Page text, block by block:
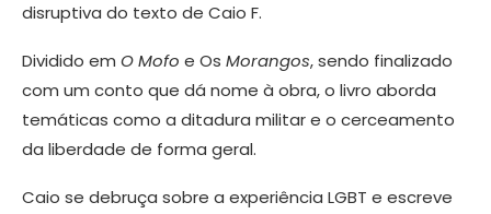
disruptiva do texto de Caio F.
Dividido em O Mofo e Os Morangos, sendo finalizado
com um conto que dá nome à obra, o livro aborda
temáticas como a ditadura militar e o cerceamento
da liberdade de forma geral.
Caio se debruça sobre a experiência LGBT e escreve